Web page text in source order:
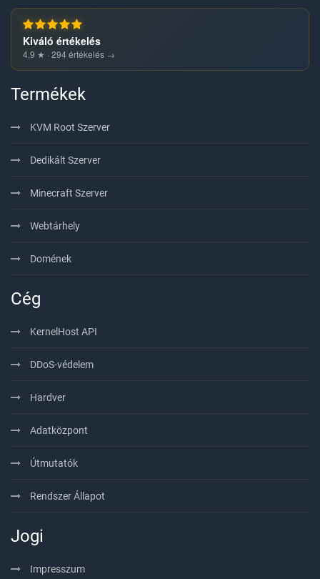
Kiváló értékelés
4,9 ★ · 294 értékelés →
Termékek
KVM Root Szerver
Dedikált Szerver
Minecraft Szerver
Webtárhely
Domének
Cég
KernelHost API
DDoS-védelem
Hardver
Adatközpont
Útmutatók
Rendszer Állapot
Jogi
Impresszum